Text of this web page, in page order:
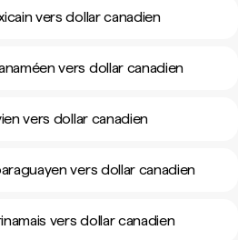
vers dollar canadien
vers dollar canadien
vers dollar canadien
vers dollar canadien
vers dollar canadien